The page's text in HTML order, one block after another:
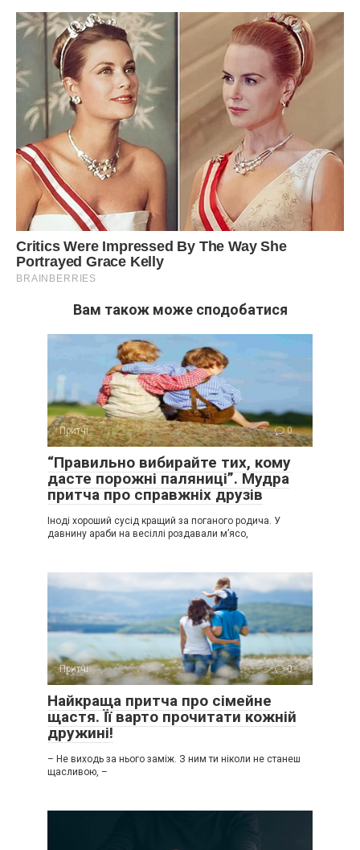
Вам також може сподобатися
Притчі 0
“Правильно вибирайте тих, кому
дасте порожні паляниці”. Мудра
притча про справжніх друзів
Іноді хороший сусід кращий за поганого родича. У
давнину араби на весіллі роздавали м’ясо,
Притчі 0
Найкраща притча про сімейне
щастя. Її варто прочитати кожній
дружині!
– Не виходь за нього заміж. З ним ти ніколи не станеш
щасливою, –